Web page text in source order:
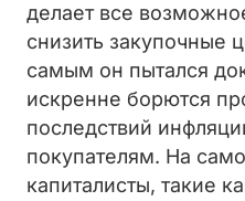
делает все
снизить закупочные
самым он пытался
искренне борются
последствий
покупателям. На
капиталисты, такие